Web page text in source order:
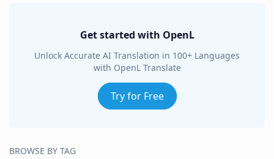
Get started with OpenL
Unlock Accurate AI Translation in 100+ Languages
with OpenL Translate
Try for Free
BROWSE BY TAG